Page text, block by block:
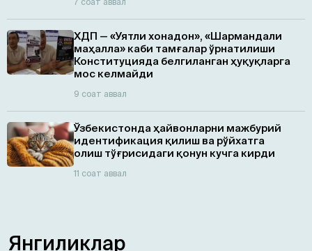
ХДП — «Уятли хонадон», «Шармандали
маҳалла» каби тамғалар ўрнатилиши
Конституцияда белгиланган ҳуқуқларга
мос келмайди
9 соат аввал
Ўзбекистонда ҳайвонларни мажбурий
идентификация қилиш ва рўйхатга
олиш тўғрисидаги қонун кучга кирди
11 соат аввал
Янгиликлар